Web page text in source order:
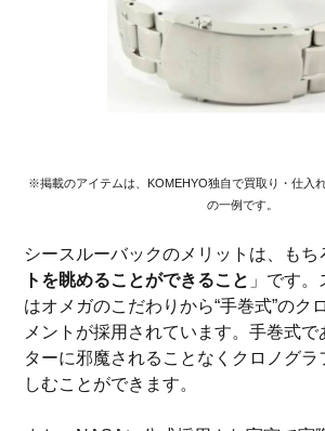
※掲載のアイテムは、KOMEHYO独自で買取り・仕入
の一例です。
シースルーバックのメリットは、もち
トを眺めることができること 」です
はオメガのこだわりから“手巻式”のク
メントが採用されています。手巻式
ターに邪魔されることなくクロノグラ
しむことができます。